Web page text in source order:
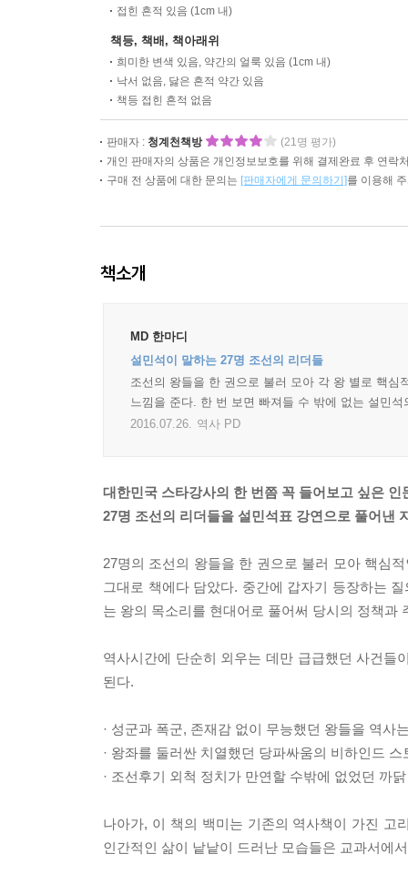
접힌 흔적 있음 (1cm 내)
책등, 책배, 책아래위
희미한 변색 있음, 약간의 얼룩 있음 (1cm 내)
낙서 없음, 닳은 흔적 약간 있음
책등 접힌 흔적 없음
판매자 : 청계천책방
(21명 평가)
개인 판매자의 상품은 개인정보보호를 위해 결제완료 후 연락
구매 전 상품에 대한 문의는 [판매자에게 문의하기]를 이용해
책소개
MD 한마디
설민석이 말하는 27명 조선의 리더들
조선의 왕들을 한 권으로 불러 모아 각 왕 별로 핵
느낌을 준다. 한 번 보면 빠져들 수 밖에 없는 설민
2016.07.26. 역사 PD
대한민국 스타강사의 한 번쯤 꼭 들어보고 싶은 인
27명 조선의 리더들을 설민석표 강연으로 풀어낸
27명의 조선의 왕들을 한 권으로 불러 모아 핵심
그대로 책에다 담았다. 중간에 갑자기 등장하는
는 왕의 목소리를 현대어로 풀어써 당시의 정책과
역사시간에 단순히 외우는 데만 급급했던 사건들
된다.
· 성군과 폭군, 존재감 없이 무능했던 왕들을 역사
· 왕좌를 둘러싼 치열했던 당파싸움의 비하인드 스
· 조선후기 외척 정치가 만연할 수밖에 없었던 까
나아가, 이 책의 백미는 기존의 역사책이 가진 고
인간적인 삶이 낱낱이 드러난 모습들은 교과서에